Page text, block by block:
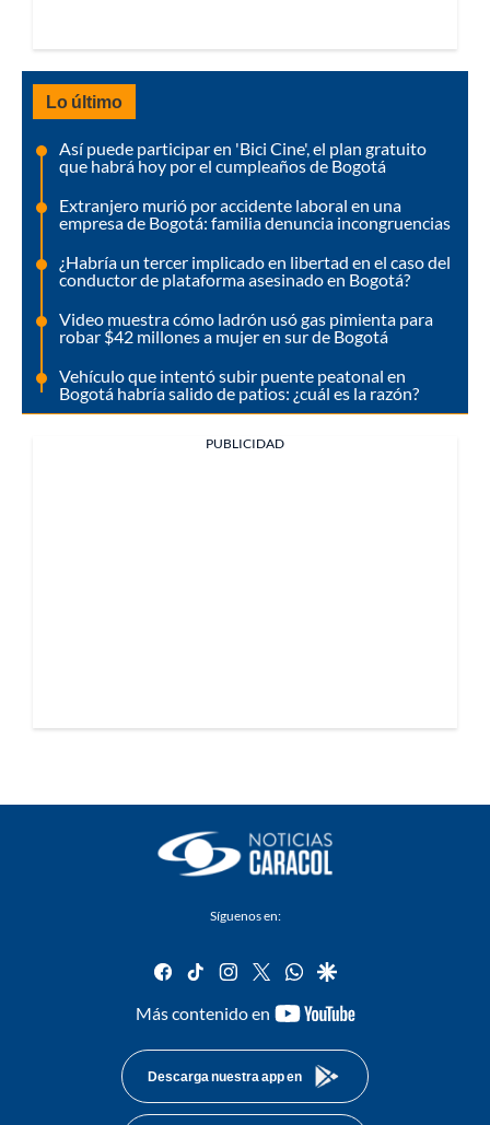
Lo último
Así puede participar en 'Bici Cine', el plan gratuito
que habrá hoy por el cumpleaños de Bogotá
Extranjero murió por accidente laboral en una
empresa de Bogotá: familia denuncia incongruencias
¿Habría un tercer implicado en libertad en el caso del
conductor de plataforma asesinado en Bogotá?
Video muestra cómo ladrón usó gas pimienta para
robar $42 millones a mujer en sur de Bogotá
Vehículo que intentó subir puente peatonal en
Bogotá habría salido de patios: ¿cuál es la razón?
PUBLICIDAD
Síguenos en:
facebook
tiktok instagram
twitterwhatsapp
google
Más contenido en
youtube-
Descarga nuestra app en